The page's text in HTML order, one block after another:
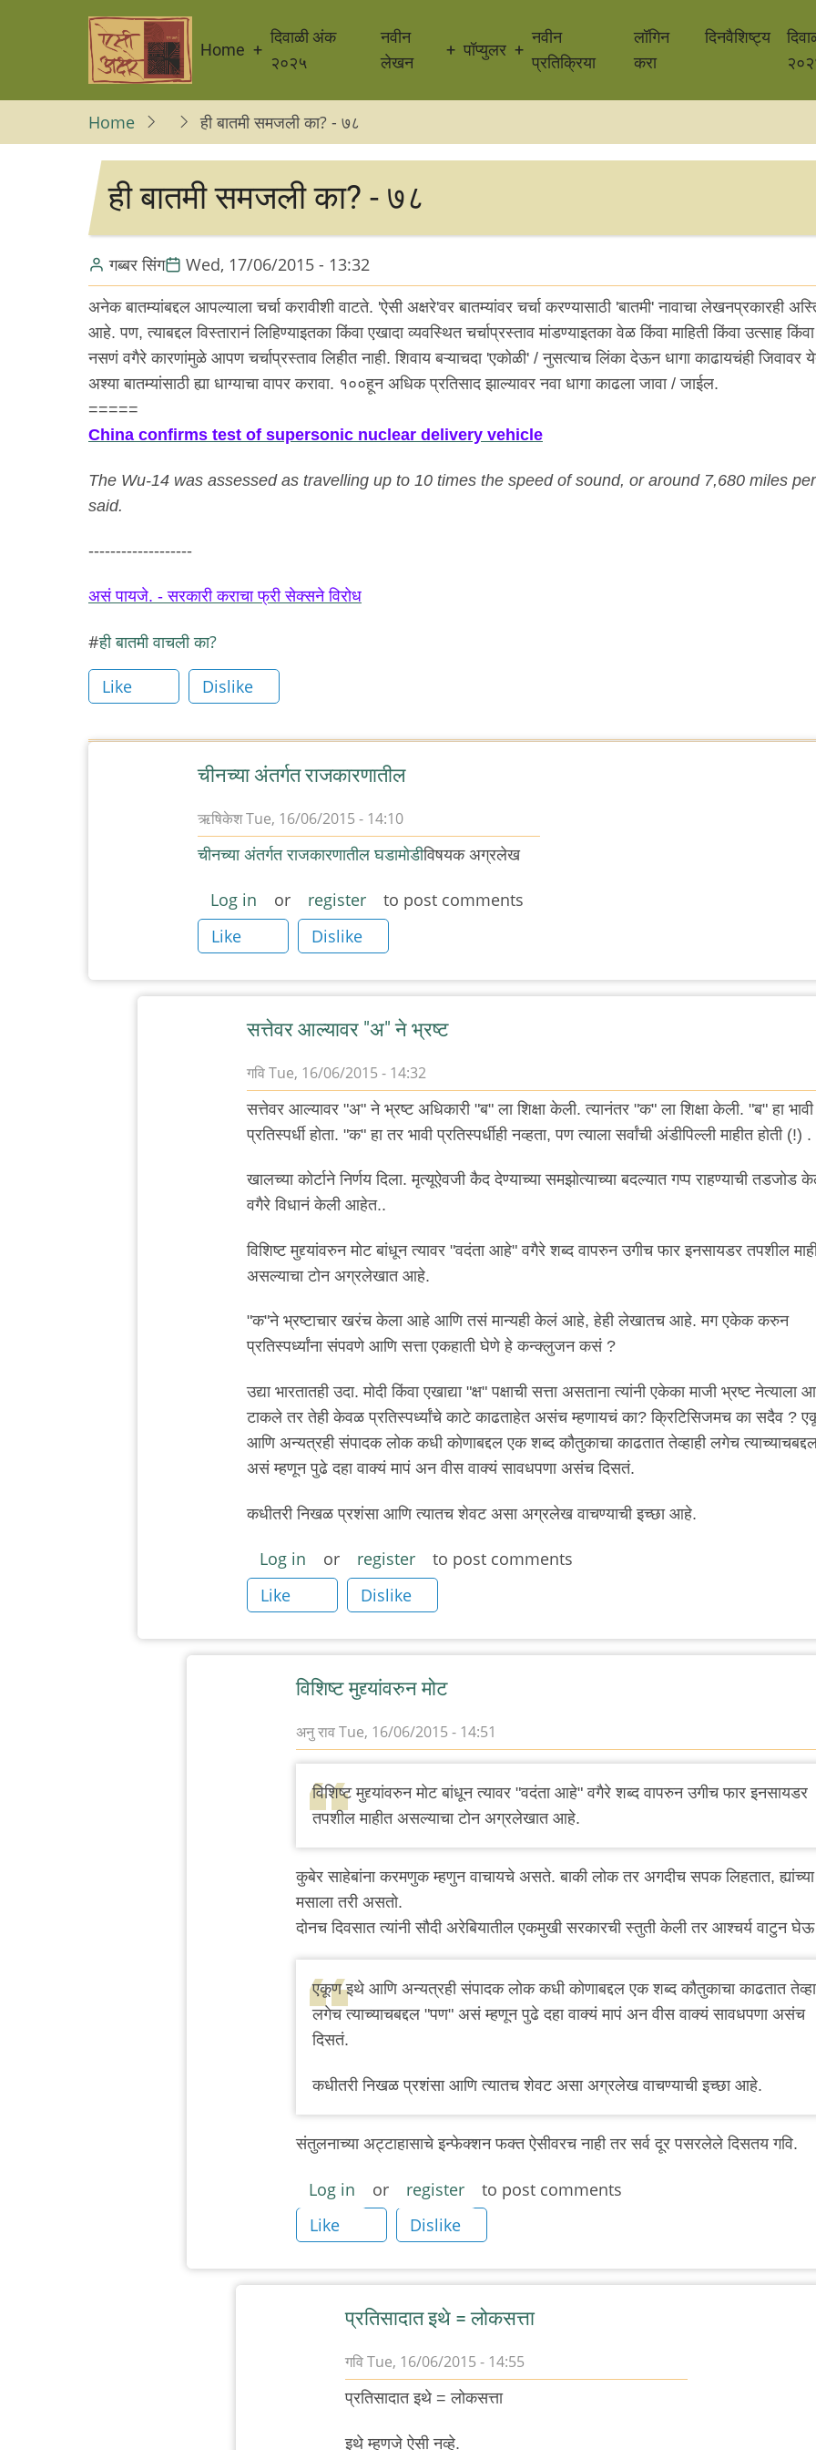
navigation
Home
दिवाळी अंक
२०२५
नवीन
लेखन
पॉप्युलर
नवीन
प्रतिक्रिया
लॉगिन
करा
दिनवैशिष्ट्य
Home ही बातमी समजली का? - ७८
ही बातमी समजली का? - ७८
गब्बर सिंग Wed, 17/06/2015 - 13:32
अनेक बातम्यांबद्दल आपल्याला चर्चा करावीशी वाटते. 'ऐसी अक्षरे'वर बातम्यांवर चर्चा करण्यासाठी 'बातमी' नावाचा लेखनप्रकारही
आहे. पण, त्याबद्दल विस्तारानं लिहिण्याइतका किंवा एखादा व्यवस्थित चर्चाप्रस्ताव मांडण्याइतका वेळ किंवा माहिती किंवा उत्साह
नसणं वगैरे कारणांमुळे आपण चर्चाप्रस्ताव लिहीत नाही. शिवाय बऱ्याचदा 'एकोळी' / नुसत्याच लिंका देऊन धागा काढायचंही जिवावर
अश्या बातम्यांसाठी ह्या धाग्याचा वापर करावा. १००हून अधिक प्रतिसाद झाल्यावर नवा धागा काढला जावा / जाईल.
=====
China confirms test of supersonic nuclear delivery vehicle
The Wu-14 was assessed as travelling up to 10 times the speed of sound, or around 7,680 miles
said.
-------------------
असं पायजे. - सरकारी कराचा फ्री सेक्सने विरोध
ही बातमी वाचली का?
Like Dislike
चीनच्या अंतर्गत राजकारणातील
ऋषिकेशTue, 16/06/2015 - 14:10
चीनच्या अंतर्गत राजकारणातील घडामोडीविषयक अग्रलेख
Log in or register
to post comments
Like
Dislike
सत्तेवर आल्यावर "अ" ने भ्रष्ट
गविTue, 16/06/2015 - 14:32
In
reply
to
चीनच्या
अंतर्गत
by
ऋषिकेश
सत्तेवर आल्यावर "अ" ने भ्रष्ट अधिकारी "ब" ला शिक्षा केली. त्यानंतर "क" ला शिक्षा केली. "ब" हा भावी
प्रतिस्पर्धी होता. "क" हा तर भावी प्रतिस्पर्धीही नव्हता, पण त्याला सर्वांची अंडीपिल्ली माहीत होती (!) .
खालच्या कोर्टाने निर्णय दिला. मृत्यूऐवजी कैद देण्याच्या समझोत्याच्या बदल्यात गप्प राहण्याची तडजोड
वगैरे विधानं केली आहेत..
विशिष्ट मुद्द्यांवरुन मोट बांधून त्यावर "वदंता आहे" वगैरे शब्द वापरुन उगीच फार इनसायडर तपशील
असल्याचा टोन अग्रलेखात आहे.
"क"ने भ्रष्टाचार खरंच केला आहे आणि तसं मान्यही केलं आहे, हेही लेखातच आहे. मग एकेक करुन
प्रतिस्पर्ध्यांना संपवणे आणि सत्ता एकहाती घेणे हे कन्क्लुजन कसं ?
उद्या भारतातही उदा. मोदी किंवा एखाद्या "क्ष" पक्षाची सत्ता असताना त्यांनी एकेका माजी भ्रष्ट नेत्याला
टाकले तर तेही केवळ प्रतिस्पर्ध्यांचे काटे काढताहेत असंच म्हणायचं का? क्रिटिसिजमच का सदैव ?
आणि अन्यत्रही संपादक लोक कधी कोणाबद्दल एक शब्द कौतुकाचा काढतात तेव्हाही लगेच
असं म्हणून पुढे दहा वाक्यं मापं अन वीस वाक्यं सावधपणा असंच दिसतं.
कधीतरी निखळ प्रशंसा आणि त्यातच शेवट असा अग्रलेख वाचण्याची इच्छा आहे.
Log in or register
to post comments
Like
Dislike
विशिष्ट मुद्द्यांवरुन मोट
अनु रावTue, 16/06/2015 - 14:51
In
reply
"अ"
ने
भ्रष्ट
by
गवि
विशिष्ट मुद्द्यांवरुन मोट बांधून त्यावर "वदंता आहे" वगैरे शब्द वापरुन उगीच फार इनसायडर
तपशील माहीत असल्याचा टोन अग्रलेखात आहे.
कुबेर साहेबांना करमणुक म्हणुन वाचायचे असते. बाकी लोक तर अगदीच सपक लिहतात,
मसाला तरी असतो.
दोनच दिवसात त्यांनी सौदी अरेबियातील एकमुखी सरकारची स्तुती केली तर आश्चर्य वाटुन
एकूण इथे आणि अन्यत्रही संपादक लोक कधी कोणाबद्दल एक शब्द कौतुकाचा काढतात
लगेच त्याच्याचबद्दल "पण" असं म्हणून पुढे दहा वाक्यं मापं अन वीस वाक्यं सावधपणा असंच
दिसतं.
कधीतरी निखळ प्रशंसा आणि त्यातच शेवट असा अग्रलेख वाचण्याची इच्छा आहे.
संतुलनाच्या अट्टाहासाचे इन्फेक्शन फक्त ऐसीवरच नाही तर सर्व दूर पसरलेले दिसतय गवि.
Log in or register
to post comments
Like
Dislike
प्रतिसादात इथे = लोकसत्ता
गविTue, 16/06/2015 - 14:55
reply
to
प्रतिसादात इथे = लोकसत्ता
इथे म्हणजे ऐसी नव्हे.